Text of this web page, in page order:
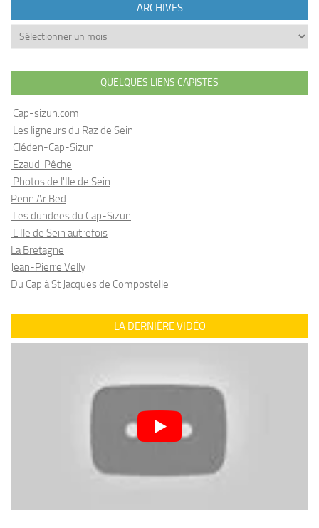
ARCHIVES
Archives
QUELQUES LIENS CAPISTES
Cap-sizun.com
Les ligneurs du Raz de Sein
Cléden-Cap-Sizun
Ezaudi Pêche
Photos de l'Ile de Sein
Penn Ar Bed
Les dundees du Cap-Sizun
L'Ile de Sein autrefois
La Bretagne
Jean-Pierre Velly
Du Cap à St Jacques de Compostelle
LA DERNIÈRE VIDÉO